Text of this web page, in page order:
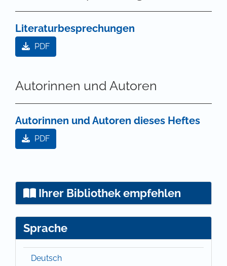
Literaturbesprechungen
PDF
Autorinnen und Autoren
Autorinnen und Autoren dieses Heftes
PDF
Ihrer Bibliothek empfehlen
Sprache
Deutsch